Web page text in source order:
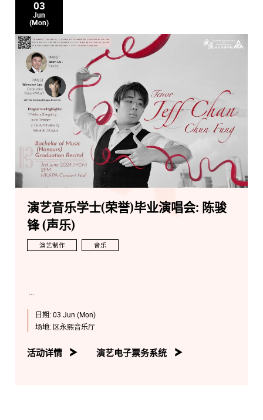
03
Jun
(Mon)
演艺音乐学士(荣誉)毕业演唱会: 陈骏
锋 (声乐)
演艺制作 音乐
日期: 03 Jun (Mon)
场地: 区永熙音乐厅
活动详情 演艺电子票务系统